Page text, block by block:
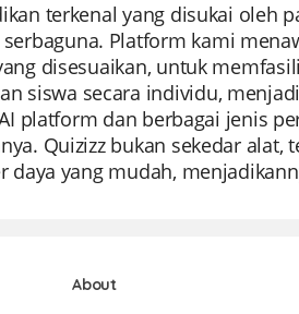
terkenal yang disukai oleh
Platform kami
disesuaikan, untuk
siswa secara individu,
platform dan berbagai jenis
Quizizz bukan sekedar
daya yang mudah,
About